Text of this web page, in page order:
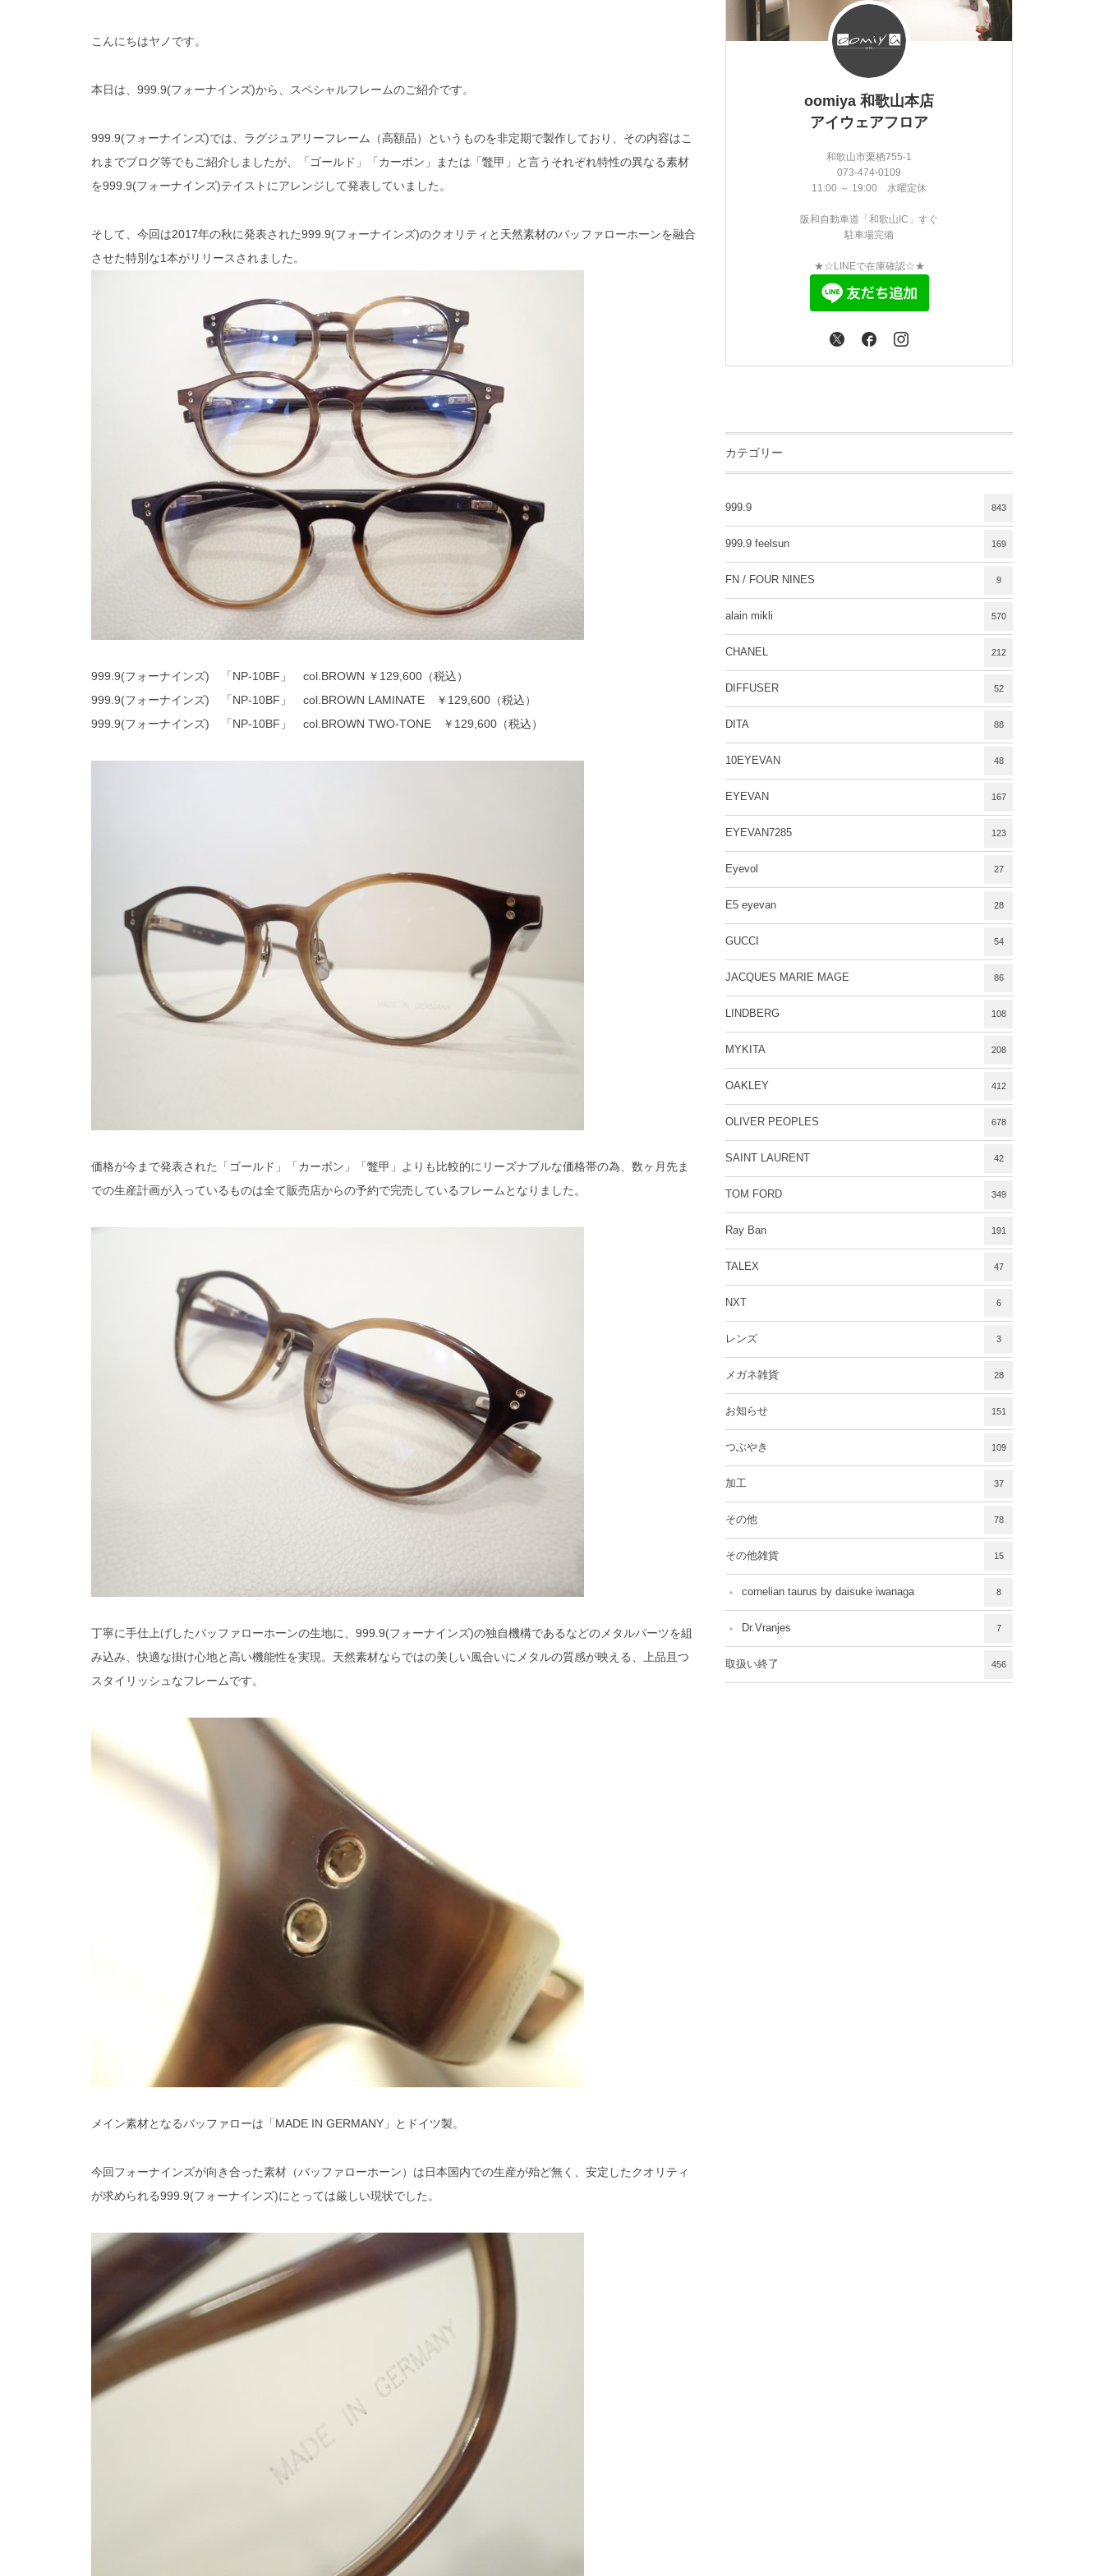
こんにちはヤノです。
本日は、999.9(フォーナインズ)から、スペシャルフレームのご紹介です。
999.9(フォーナインズ)では、ラグジュアリーフレーム（高額品）というものを非定期で製作しており、その内容はこ
れまでブログ等でもご紹介しましたが、「ゴールド」「カーボン」または「鼈甲」と言うそれぞれ特性の異なる素材
を999.9(フォーナインズ)テイストにアレンジして発表していました。
そして、今回は2017年の秋に発表された999.9(フォーナインズ)のクオリティと天然素材のバッファローホーンを融合
させた特別な1本がリリースされました。
999.9(フォーナインズ) 「NP-10BF」 col.BROWN ￥129,600（税込）
999.9(フォーナインズ) 「NP-10BF」 col.BROWN LAMINATE ￥129,600（税込）
999.9(フォーナインズ) 「NP-10BF」 col.BROWN TWO-TONE ￥129,600（税込）
価格が今まで発表された「ゴールド」「カーボン」「鼈甲」よりも比較的にリーズナブルな価格帯の為、数ヶ月先ま
での生産計画が入っているものは全て販売店からの予約で完売しているフレームとなりました。
丁寧に手仕上げしたバッファローホーンの生地に、999.9(フォーナインズ)の独自機構であるなどのメタルパーツを組
み込み、快適な掛け心地と高い機能性を実現。天然素材ならではの美しい風合いにメタルの質感が映える、上品且つ
スタイリッシュなフレームです。
メイン素材となるバッファローは「MADE IN GERMANY」とドイツ製。
今回フォーナインズが向き合った素材（バッファローホーン）は日本国内での生産が殆ど無く、安定したクオリティ
が求められる999.9(フォーナインズ)にとっては厳しい現状でした。
oomiya 和歌山本店
アイウェアフロア
和歌山市栗栖755-1
073-474-0109
11:00 ～ 19:00 水曜定休
阪和自動車道「和歌山IC」すぐ
駐車場完備
★☆LINEで在庫確認☆★
カテゴリー
999.9 843
999.9 feelsun 169
FN / FOUR NINES 9
alain mikli 570
CHANEL 212
DIFFUSER 52
DITA 88
10EYEVAN 48
EYEVAN 167
EYEVAN7285 123
Eyevol 27
E5 eyevan 28
GUCCI 54
JACQUES MARIE MAGE 86
LINDBERG 108
MYKITA 208
OAKLEY 412
OLIVER PEOPLES 678
SAINT LAURENT 42
TOM FORD 349
Ray Ban 191
TALEX 47
NXT 6
レンズ 3
メガネ雑貨 28
お知らせ 151
つぶやき 109
加工 37
その他 78
その他雑貨 15
cornelian taurus by daisuke iwanaga 8
Dr.Vranjes 7
取扱い終了 456